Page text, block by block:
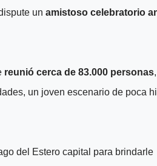
un amistoso celebratorio
reunió cerca de 83.000 personas
un joven escenario de poca
del Estero capital para brindarle